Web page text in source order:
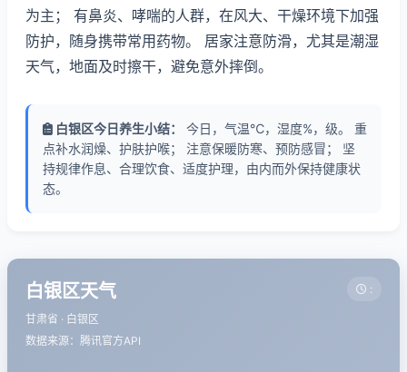
为主； 有鼻炎、哮喘的人群，在风大、干燥环境下加强
防护，随身携带常用药物。 居家注意防滑，尤其是潮湿
天气，地面及时擦干，避免意外摔倒。
白银区今日养生小结：
今日，气温℃，湿度%，级。 重
点补水润燥、护肤护喉； 注意保暖防寒、预防感冒； 坚
持规律作息、合理饮食、适度护理，由内而外保持健康状
态。
白银区天气
甘肃省 · 白银区
数据来源：腾讯官方API
: